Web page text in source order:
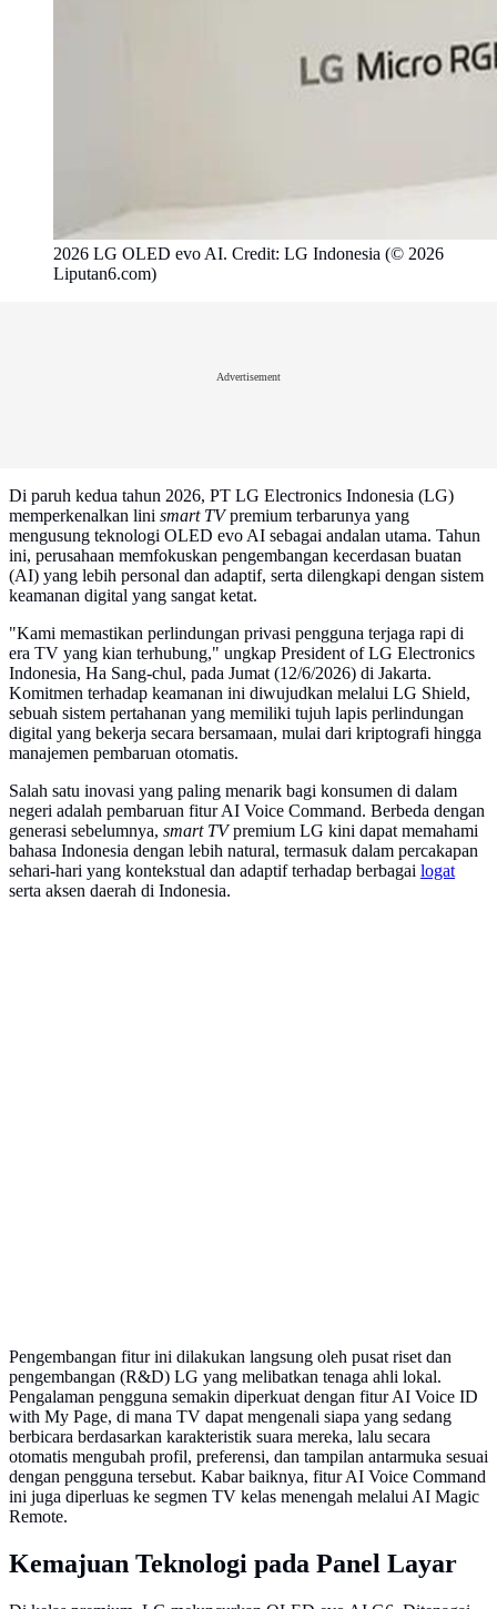
2026 LG OLED evo AI. Credit: LG Indonesia (© 2026
Liputan6.com)
Advertisement
Di paruh kedua tahun 2026, PT LG Electronics Indonesia (LG)
memperkenalkan lini smart TVpremium terbarunya yang
mengusung teknologi OLED evo AI sebagai andalan utama. Tahun
ini, perusahaan memfokuskan pengembangan kecerdasan buatan
(AI) yang lebih personal dan adaptif, serta dilengkapi dengan sistem
keamanan digital yang sangat ketat.
"Kami memastikan perlindungan privasi pengguna terjaga rapi di
era TV yang kian terhubung," ungkap President of LG Electronics
Indonesia, Ha Sang-chul, pada Jumat (12/6/2026) di Jakarta.
Komitmen terhadap keamanan ini diwujudkan melalui LG Shield,
sebuah sistem pertahanan yang memiliki tujuh lapis perlindungan
digital yang bekerja secara bersamaan, mulai dari kriptografi hingga
manajemen pembaruan otomatis.
Salah satu inovasi yang paling menarik bagi konsumen di dalam
negeri adalah pembaruan fitur AI Voice Command. Berbeda dengan
generasi sebelumnya, smart TVpremium LG kini dapat memahami
bahasa Indonesia dengan lebih natural, termasuk dalam percakapan
sehari-hari yang kontekstual dan adaptif terhadap berbagai logat
serta aksen daerah di Indonesia.
Pengembangan fitur ini dilakukan langsung oleh pusat riset dan
pengembangan (R&D) LG yang melibatkan tenaga ahli lokal.
Pengalaman pengguna semakin diperkuat dengan fitur AI Voice ID
with My Page, di mana TV dapat mengenali siapa yang sedang
berbicara berdasarkan karakteristik suara mereka, lalu secara
otomatis mengubah profil, preferensi, dan tampilan antarmuka sesuai
dengan pengguna tersebut. Kabar baiknya, fitur AI Voice Command
ini juga diperluas ke segmen TV kelas menengah melalui AI Magic
Remote.
Kemajuan Teknologi pada Panel Layar